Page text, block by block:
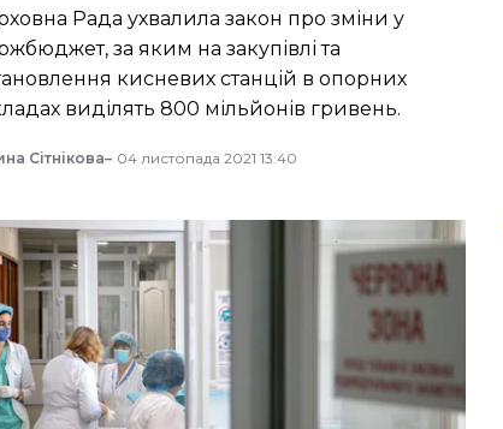
Рада ухвалила закон про зміни у
за яким на закупівлі та
кисневих станцій в опорних
виділять 800 мільйонів гривень.
Сітнікова 04 листопада 2021 13:40